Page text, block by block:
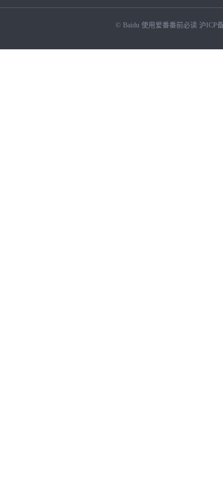
© Baidu 使用爱番番前必读 沪ICP